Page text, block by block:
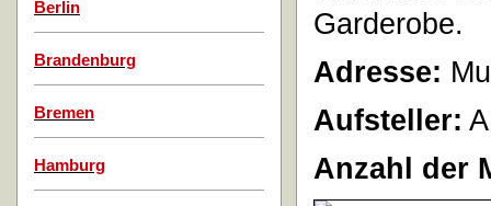
Berlin
Brandenburg
Bremen
Hamburg
Garderobe.
Adresse:
Aufsteller:
Anzahl der